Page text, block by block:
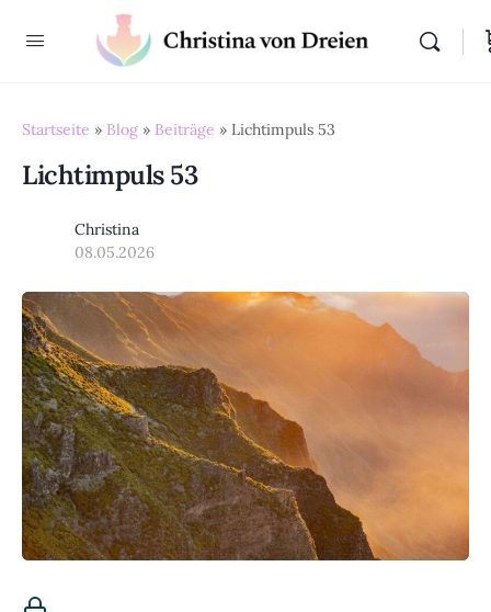
Startseite » Blog » Beiträge » Lichtimpuls 53
Lichtimpuls 53
Christina
08.05.2026